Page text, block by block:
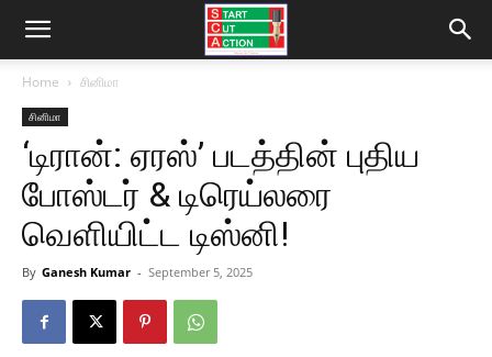
Home சினிமா
சினிமா
‘டிரான்: ஏரஸ்’ படத்தின் புதிய
போஸ்டர் & டிரெய்லரை
வெளியிட்ட டிஸ்னி!
By Ganesh Kumar - September 5, 2025